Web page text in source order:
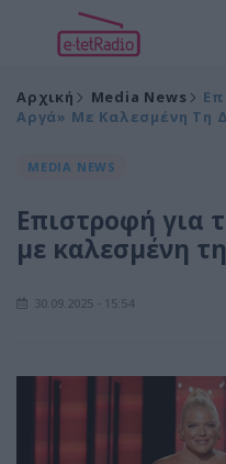
Αρχική Media News
Αργά» Με Καλεσμένη Τη
MEDIA NEWS
Επιστροφή για
με καλεσμένη
30.09.2025 - 15:54